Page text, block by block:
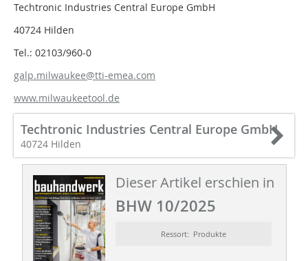
Techtronic Industries Central Europe GmbH
40724 Hilden
Tel.: 02103/960-0
galp.milwaukee@tti-emea.com
www.milwaukeetool.de
Techtronic Industries Central Europe GmbH
40724 Hilden
Dieser Artikel erschien in
BHW 10/2025
Ressort: Produkte